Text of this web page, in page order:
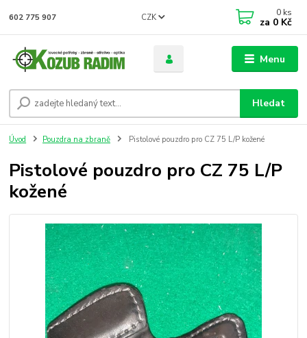
Menu
CZK
Hledat
602 775 907 0 ks
za 0 Kč
Úvod Pouzdra na zbraně Pistolové pouzdro pro CZ 75 L/P kožené
Pistolové pouzdro pro CZ 75 L/P
kožené